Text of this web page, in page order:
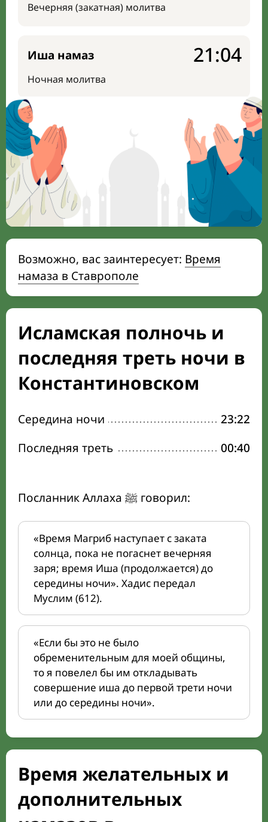
Вечерняя (закатная) молитва
Иша намаз
Ночная молитва
21:04
Возможно, вас заинтересует: Время
намаза в Ставрополе
Исламская полночь и
последняя треть ночи в
Константиновском
Середина ночи
23:22
Последняя треть
00:40
Посланник Аллаха ﷺ говорил:
«Время Магриб наступает с заката
солнца, пока не погаснет вечерняя
заря; время Иша (продолжается) до
середины ночи». Хадис передал
Муслим (612).
«Если бы это не было
обременительным для моей общины,
то я повелел бы им откладывать
совершение иша до первой трети ночи
или до середины ночи».
Время желательных и
дополнительных